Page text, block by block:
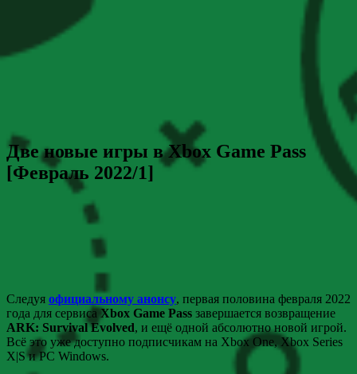
Две новые игры в Xbox Game Pass
[Февраль 2022/1]
Следуя официальному анонсу, первая половина февраля 2022
года для сервисаXbox Game Pass завершается возвращение
ARK: Survival Evolved, и ещё одной абсолютно новой игрой.
Всё это уже доступно подписчикам на Xbox One, Xbox Series
X|S и PC Windows.